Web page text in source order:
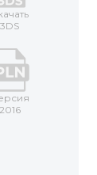
3DS
2016